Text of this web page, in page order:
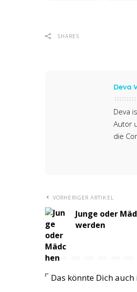
SHARES
Deva
Deva
Autor
die
VORHERIGER ARTIKEL
Junge oder
werden
Das könnte Dich